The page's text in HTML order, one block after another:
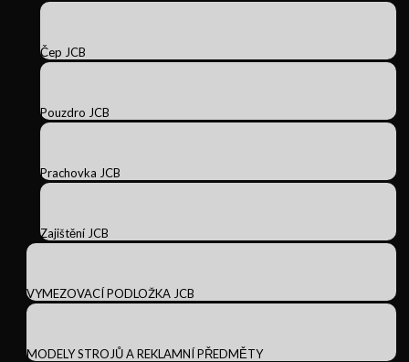
Čep JCB
Pouzdro JCB
Prachovka JCB
Zajištění JCB
VYMEZOVACÍ PODLOŽKA JCB
MODELY STROJŮ A REKLAMNÍ PŘEDMĚTY